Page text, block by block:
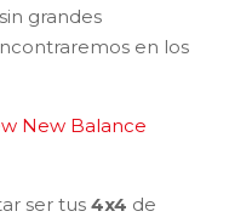
grandes
en los
New Balance
ser tus 4x4 de